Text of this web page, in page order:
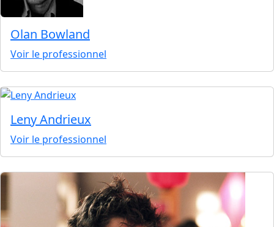
Olan Bowland
Voir le professionnel
Leny Andrieux
Voir le professionnel